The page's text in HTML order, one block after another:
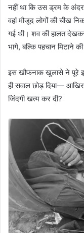
नहीं था कि उस ड्रम के
वहां मौजूद लोगों की चीख
गई थी। शव की हालत
भागे, बल्कि पहचान मिटाने
इस खौफनाक खुलासे ने पूरे
ही सवाल छोड़ दिया—
जिंदगी खत्म कर दी?